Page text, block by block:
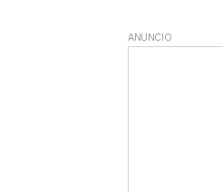
ANUNCIO